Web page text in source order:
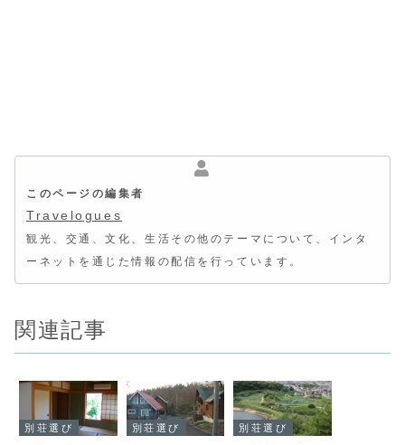
このページの編集者
Travelogues
観光、交通、文化、生活その他のテーマについて、インタ
ーネットを通じた情報の配信を行っています。
関連記事
別荘選び 別荘選び 別荘選び